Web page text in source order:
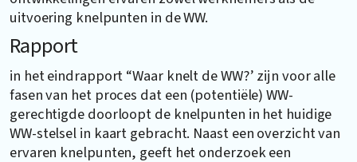
uitvoering knelpunten in de WW.
Rapport
in het eindrapport “Waar knelt de WW?’ zijn voor alle
fasen van het proces dat een (potentiële) WW-
gerechtigde doorloopt de knelpunten in het huidige
WW-stelsel in kaart gebracht. Naast een overzicht van
ervaren knelpunten, geeft het onderzoek een